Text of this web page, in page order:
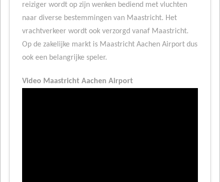
reiziger wordt op zijn wenken bediend met vluchten
naar diverse bestemmingen van Maastricht. Het
vrachtverkeer wordt ook verzorgd vanaf Maastricht.
Op de zakelijke markt is Maastricht Aachen Airport dus
ook een belangrijke speler.
Video Maastricht Aachen Airport